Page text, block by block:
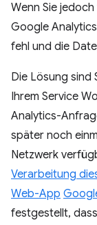
Wenn Sie
Google
fehl und die
Die Lösung sind
Ihrem Service
Analytics-
später noch
Netzwerk
Verarbeitung
Web-App
festgestellt,